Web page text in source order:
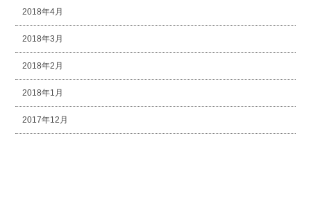
2018年4月
2018年3月
2018年2月
2018年1月
2017年12月